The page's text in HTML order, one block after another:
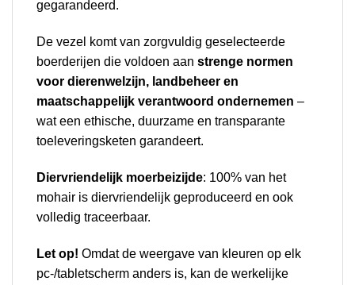
gegarandeerd.
De vezel komt van zorgvuldig geselecteerde
boerderijen die voldoen aan strenge normen
voor dierenwelzijn, landbeheer en
maatschappelijk verantwoord ondernemen –
wat een ethische, duurzame en transparante
toeleveringsketen garandeert.
Diervriendelijk moerbeizijde: 100% van het
mohair is diervriendelijk geproduceerd en ook
volledig traceerbaar.
Let op! Omdat de weergave van kleuren op elk
pc-/tabletscherm anders is, kan de werkelijke